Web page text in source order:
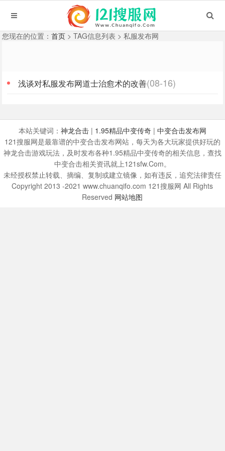
您现在的位置：首页 > TAG信息列表 > 私服发布网
浅谈对私服发布网道士治愈术的改善(08-16)
本站关键词： 神龙合击| 1.95精品中变传奇| 中变合击发布网
121搜服网是最靠谱的中变合击发布网站，每天为各大玩家提供好玩的
神龙合击游戏玩法，及时发布各种1.95精品中变传奇的相关信息，查找
中变合击相关资讯就上121sfw.Com。
未经授权禁止转载、摘编、复制或建立镜像，如有违反，追究法律责任
Copyright 2013 -2021 www.chuanqifo.com 121搜服网 All Rights
Reserved 网站地图